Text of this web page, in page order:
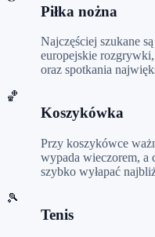
Piłka nożna
Najczęściej szukane
europejskie
oraz spotkania
🏀
Koszykówka
Przy koszykówce
wypada wieczorem, a
szybko wyłapać
🎾
Tenis